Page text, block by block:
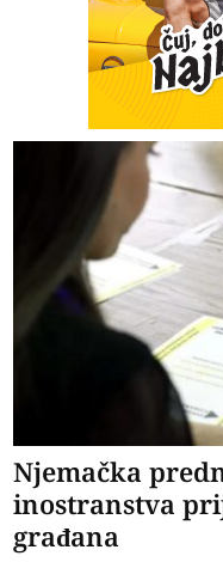
Njemačka
inostranstva
građana